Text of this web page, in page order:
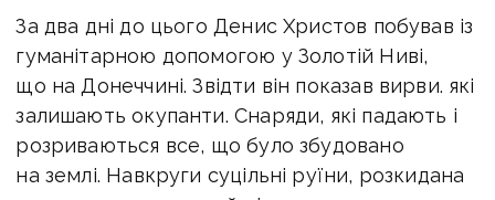
За два дні до цього Денис Христов побував із
гуманітарною допомогою у Золотій Ниві,
що на Донеччині. Звідти він показав вирви. які
залишають окупанти. Снаряди, які падають і
розриваються все, що було збудовано
на землі. Навкруги суцільні руїни, розкидана